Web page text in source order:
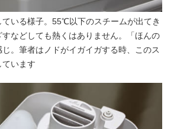
ている様子。55℃以下のスチームが出てき
すなどしても熱くはありません。「ほんの
じ。筆者はノドがイガイガする時、このス
います